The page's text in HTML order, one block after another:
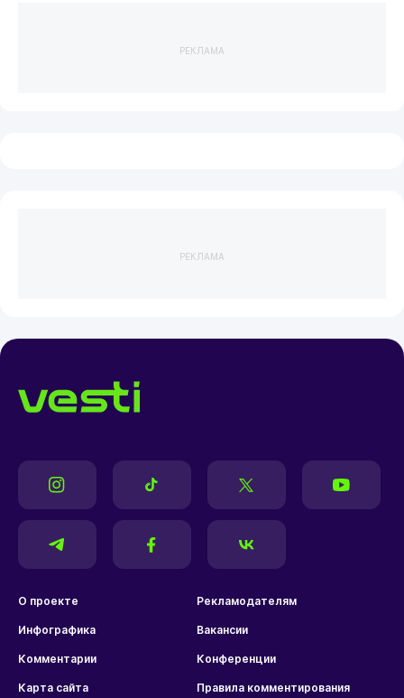
РЕКЛАМА
РЕКЛАМА
О проекте Рекламодателям
Инфографика Вакансии
Комментарии Конференции
Карта сайта Правила комментирования